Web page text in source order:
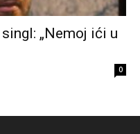
„Nemoj ići u
0